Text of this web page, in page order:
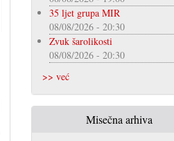
35 ljet grupa MIR
08/08/2026 - 20:30
Zvuk šarolikosti
08/08/2026 - 20:30
>> već
Misečna arhiva